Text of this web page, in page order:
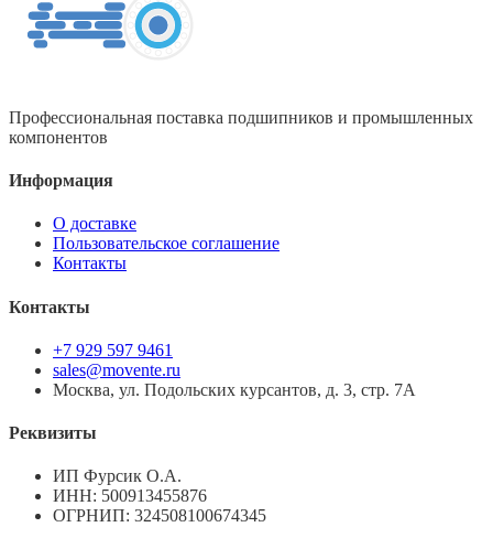
Профессиональная поставка подшипников и промышленных
компонентов
Информация
О доставке
Пользовательское соглашение
Контакты
Контакты
+7 929 597 9461
sales@movente.ru
Москва, ул. Подольских курсантов, д. 3, стр. 7А
Реквизиты
ИП Фурсик О.А.
ИНН: 500913455876
ОГРНИП: 324508100674345